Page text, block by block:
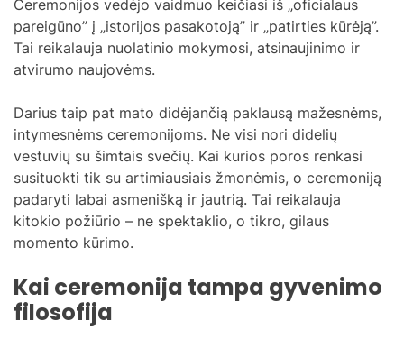
Ceremonijos vedėjo vaidmuo keičiasi iš „oficialaus
pareigūno” į „istorijos pasakotoją” ir „patirties kūrėją”.
Tai reikalauja nuolatinio mokymosi, atsinaujinimo ir
atvirumo naujovėms.
Darius taip pat mato didėjančią paklausą mažesnėms,
intymesnėms ceremonijoms. Ne visi nori didelių
vestuvių su šimtais svečių. Kai kurios poros renkasi
susituokti tik su artimiausiais žmonėmis, o ceremoniją
padaryti labai asmenišką ir jautrią. Tai reikalauja
kitokio požiūrio – ne spektaklio, o tikro, gilaus
momento kūrimo.
Kai ceremonija tampa gyvenimo
filosofija